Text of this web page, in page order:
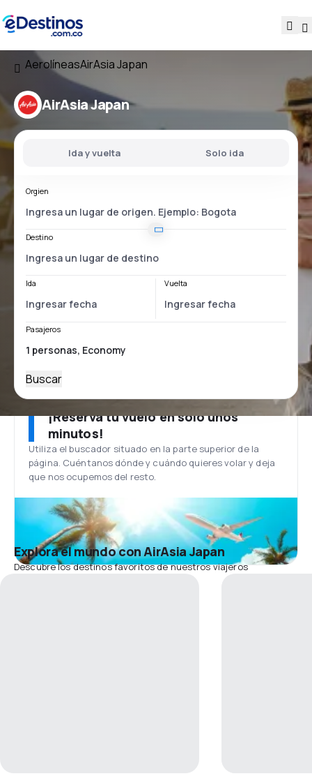
AerolíneasAirAsia Japan
AirAsia Japan
Ida y vuelta Solo ida
Orgien
Destino
Ida Vuelta
Pasajeros
Buscar
¡Reserva tu vuelo en solo unos
minutos!
Utiliza el buscador situado en la parte superior de la
página. Cuéntanos dónde y cuándo quieres volar y deja
que nos ocupemos del resto.
Explora el mundo con AirAsia Japan
Descubre los destinos favoritos de nuestros viajeros